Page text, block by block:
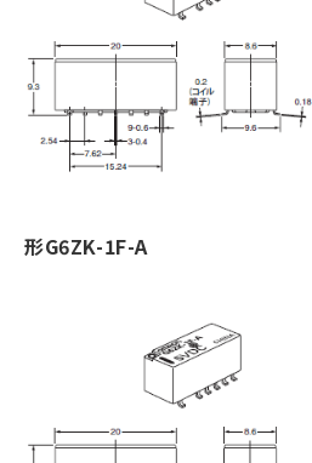
形G6ZK-1F-A